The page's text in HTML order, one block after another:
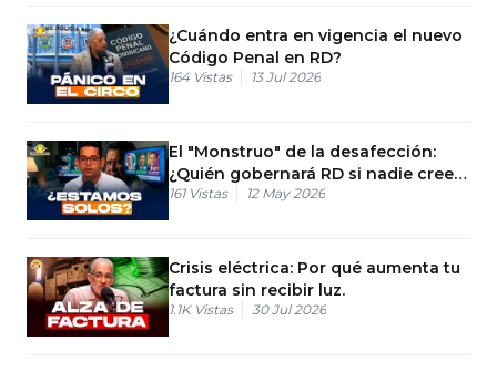
¿Cuándo entra en vigencia el nuevo
Código Penal en RD?
164 Vistas 13 Jul 2026
El "Monstruo" de la desafección:
¿Quién gobernará RD si nadie cree
en nadie?
161 Vistas 12 May 2026
Crisis eléctrica: Por qué aumenta tu
factura sin recibir luz.
1.1K Vistas 30 Jul 2026